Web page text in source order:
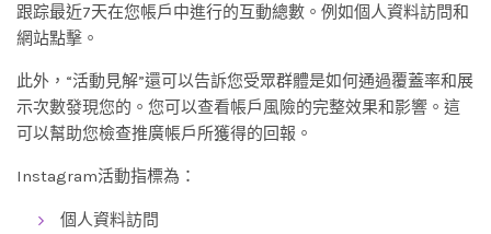
跟踪最近7天在您帳戶中進行的互動總數。例如個人資料訪問和
網站點擊。
此外，“活動見解”還可以告訴您受眾群體是如何通過覆蓋率和展
示次數發現您的。您可以查看帳戶風險的完整效果和影響。這
可以幫助您檢查推廣帳戶所獲得的回報。
Instagram活動指標為：
個人資料訪問